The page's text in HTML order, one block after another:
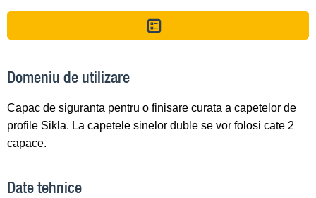
Domeniu de utilizare
Capac de siguranta pentru o finisare curata a capetelor de
profile Sikla. La capetele sinelor duble se vor folosi cate 2
capace.
Date tehnice